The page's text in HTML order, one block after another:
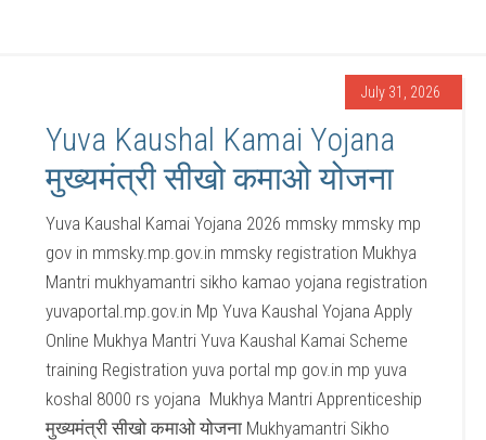
July 31, 2026
Yuva Kaushal Kamai Yojana
मुख्यमंत्री सीखो कमाओ योजना
Yuva Kaushal Kamai Yojana 2026 mmsky mmsky mp
gov in mmsky.mp.gov.in mmsky registration Mukhya
Mantri mukhyamantri sikho kamao yojana registration
yuvaportal.mp.gov.in Mp Yuva Kaushal Yojana Apply
Online Mukhya Mantri Yuva Kaushal Kamai Scheme
training Registration yuva portal mp gov.in mp yuva
koshal 8000 rs yojana Mukhya Mantri Apprenticeship
मुख्यमंत्री सीखो कमाओ योजना Mukhyamantri Sikho